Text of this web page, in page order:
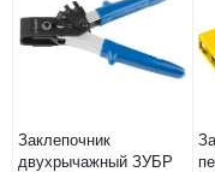
Заклепочник
двухрычажный ЗУБР